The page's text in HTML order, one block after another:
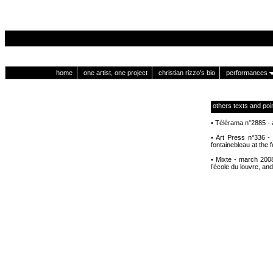
home one artist, one project christian rizzo's bio performances
others texts and
• Télérama n°2885 -
• Art Press n°336
fontainebleau at the
• Mixte - march
l’école du louvre,